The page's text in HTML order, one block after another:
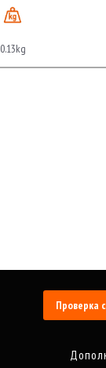
0.13kg
Проверка